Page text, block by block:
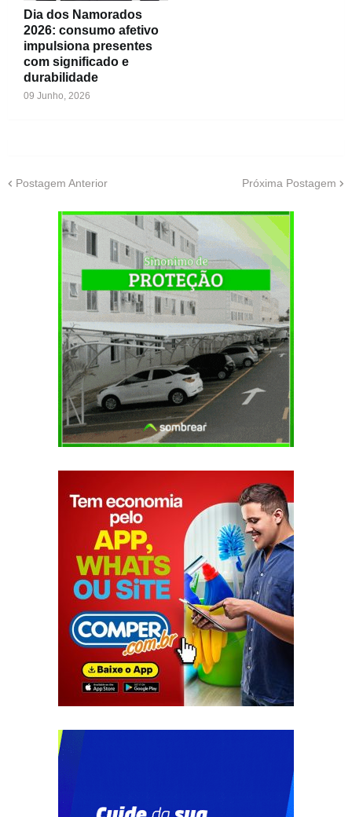
Dia dos Namorados
2026: consumo afetivo
impulsiona presentes
com significado e
durabilidade
09 Junho, 2026
Postagem Anterior Próxima Postagem